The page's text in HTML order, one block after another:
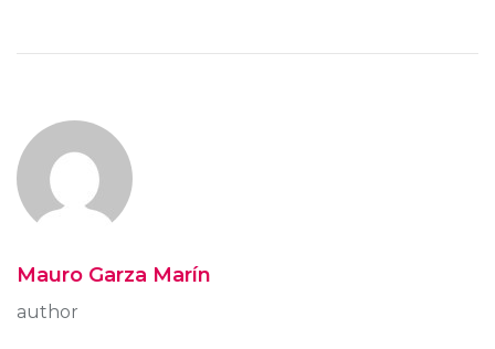
Mauro Garza Marín
author